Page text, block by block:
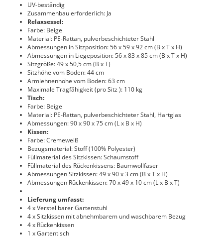
UV-beständig
Zusammenbau erforderlich: Ja
Relaxsessel:
Farbe: Beige
Material: PE-Rattan, pulverbeschichteter Stahl
Abmessungen in Sitzposition: 56 x 59 x 92 cm (B x T x H)
Abmessungen in Liegeposition: 56 x 83 x 85 cm (B x T x H)
Sitzgröße: 49 x 50,5 cm (B x T)
Sitzhöhe vom Boden: 44 cm
Armlehnenhöhe vom Boden: 63 cm
Maximale Tragfähigkeit (pro Sitz ): 110 kg
Tisch:
Farbe: Beige
Material: PE-Rattan, pulverbeschichteter Stahl, Hartglas
Abmessungen: 90 x 90 x 75 cm (L x B x H)
Kissen:
Farbe: Cremeweiß
Bezugsmaterial: Stoff (100% Polyester)
Füllmaterial des Sitzkissen: Schaumstoff
Füllmaterial des Rückenkissens: Baumwollfaser
Abmessungen Sitzkissen: 49 x 90 x 3 cm (B x T x H)
Abmessungen Rückenkissen: 70 x 49 x 10 cm (L x B x T)
Lieferung umfasst:
4 x Verstellbarer Gartenstuhl
4 x Sitzkissen mit abnehmbarem und waschbarem Bezug
4 x Rückenkissen
1 x Gartentisch